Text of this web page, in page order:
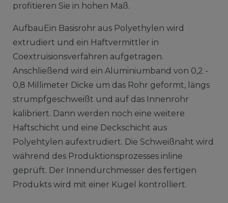
profitieren Sie in hohen Maß.
AufbauEin Basisrohr aus Polyethylen wird
extrudiert und ein Haftvermittler in
Coextruisionsverfahren aufgetragen.
Anschließend wird ein Aluminiumband von 0,2 -
0,8 Millimeter Dicke um das Rohr geformt, längs
strumpfgeschweißt und auf das Innenrohr
kalibriert. Dann werden noch eine weitere
Haftschicht und eine Deckschicht aus
Polyehtylen aufextrudiert. Die Schweißnaht wird
während des Produktionsprozesses inline
geprüft. Der Innendurchmesser des fertigen
Produkts wird mit einer Kugel kontrolliert.